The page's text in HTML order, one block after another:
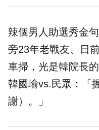
辣個男人助選秀金
旁23年老戰友、日
車掃，光是韓院長
韓國瑜vs.民眾：「
謝）。」